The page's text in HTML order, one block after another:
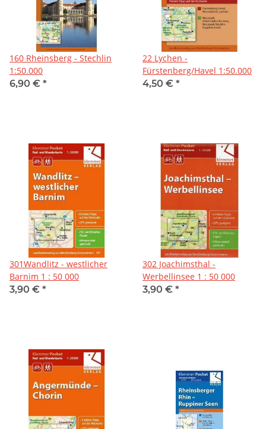
160 Rheinsberg - Stechlin
1:50.000
6,90 € *
22 Lychen -
Fürstenberg/Havel 1:50.000
4,50 € *
301Wandlitz - westlicher
Barnim 1 : 50 000
3,90 € *
302 Joachimsthal -
Werbellinsee 1 : 50 000
3,90 € *